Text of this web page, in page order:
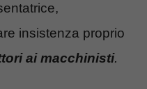
insistenza proprio
ai macchinisti.